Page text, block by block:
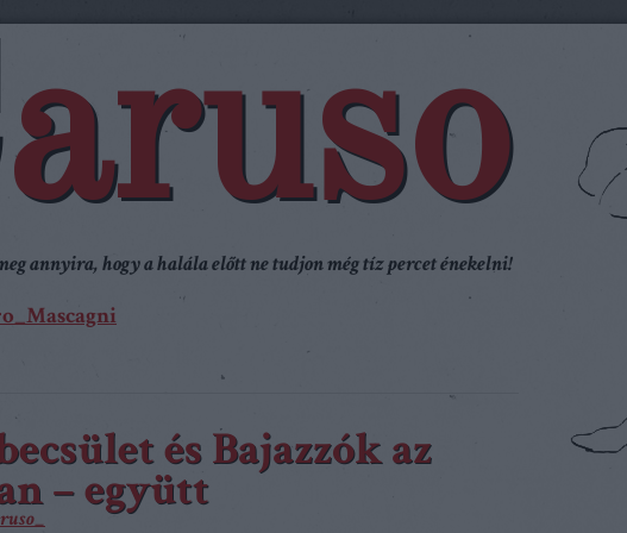
annyira, hogy a halála előtt ne tudjon még tíz percet énekelni!
és Bajazzók az
– együtt